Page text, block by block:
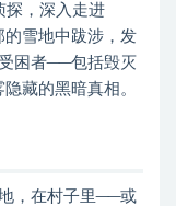
探，深入走进
的雪地中跋涉，发
困者──包括毁灭
藏的黑暗真相。
，在村子里──或